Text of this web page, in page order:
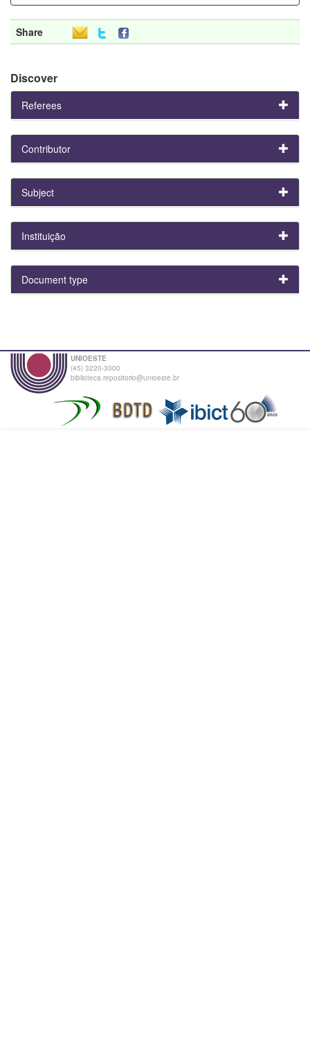
Share
Discover
Referees
Contributor
Subject
Instituição
Document type
UNIOESTE
(45) 3220-3000
biblioteca.repositorio@unioeste.br